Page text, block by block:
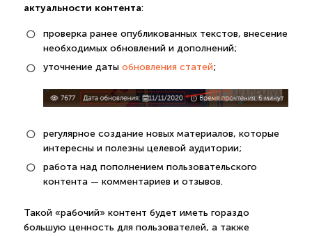
актуальности контента:
проверка ранее опубликованных текстов, внесение
необходимых обновлений и дополнений;
уточнение даты обновления статей;
регулярное создание новых материалов, которые
интересны и полезны целевой аудитории;
работа над пополнением пользовательского
контента — комментариев и отзывов.
Такой «рабочий» контент будет иметь гораздо
большую ценность для пользователей, а также